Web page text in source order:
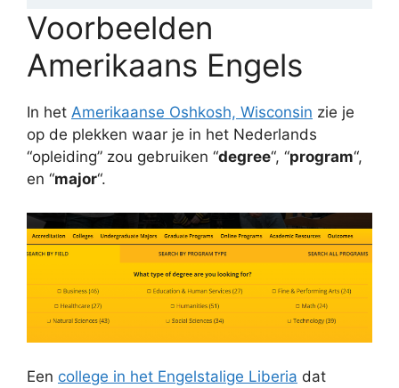
Voorbeelden
Amerikaans Engels
In het Amerikaanse Oshkosh, Wisconsin zie je
op de plekken waar je in het Nederlands
“opleiding” zou gebruiken “degree“, “program“,
en “major“.
Een college in het Engelstalige Liberia dat